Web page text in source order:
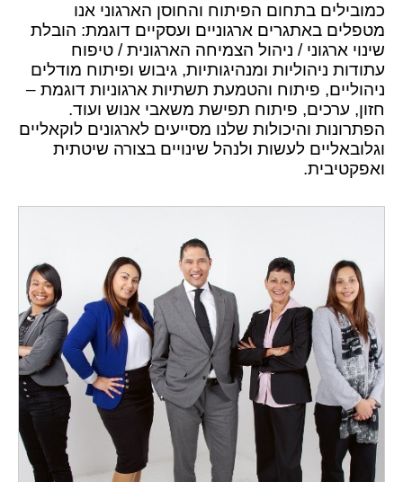
כמובילים בתחום הפיתוח והחוסן הארגוני אנו
מטפלים באתגרים ארגוניים ועסקיים דוגמת: הובלת
שינוי ארגוני / ניהול הצמיחה הארגונית / טיפוח
עתודות ניהוליות ומנהיגותיות, גיבוש ופיתוח מודלים
ניהוליים, פיתוח והטמעת תשתיות ארגוניות דוגמת –
חזון, ערכים, פיתוח תפישת משאבי אנוש ועוד.
הפתרונות והיכולות שלנו מסייעים לארגונים לוקאליים
וגלובאליים לעשות ולנהל שינויים בצורה שיטתית
ואפקטיבית.